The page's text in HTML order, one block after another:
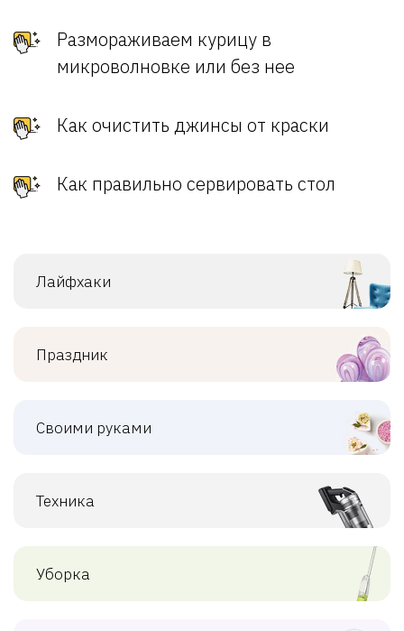
Размораживаем курицу в
микроволновке или без нее
Как очистить джинсы от краски
Как правильно сервировать стол
Лайфхаки
Праздник
Своими руками
Техника
Уборка